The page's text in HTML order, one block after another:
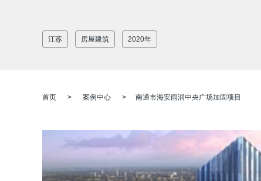
江苏 房屋建筑 2020年
首页 > 案例中心 > 南通市海安雨润中央广场加固项目